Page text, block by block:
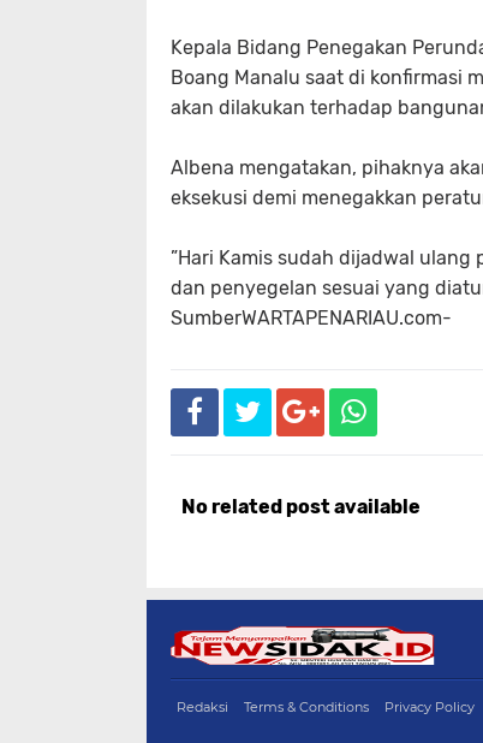
‎Kepala Bidang Penegakan
Boang Manalu saat di konfirmasi
akan dilakukan terhadap
‎Albena mengatakan, pihaknya
eksekusi demi menegakkan
‎”Hari Kamis sudah dijadwal
dan penyegelan sesuai yang
SumberWARTAPENARIAU.com-
No related post available
Redaksi Terms & Conditions Privacy Policy